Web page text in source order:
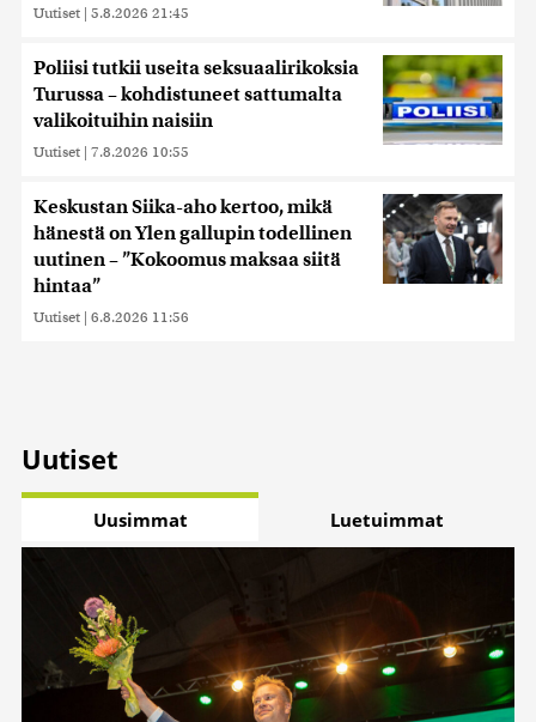
Uutiset | 5.8.2026 21:45
Poliisi tutkii useita seksuaalirikoksia
Turussa – kohdistuneet sattumalta
valikoituihin naisiin
Uutiset | 7.8.2026 10:55
Keskustan Siika-aho kertoo, mikä
hänestä on Ylen gallupin todellinen
uutinen – ”Kokoomus maksaa siitä
hintaa”
Uutiset | 6.8.2026 11:56
Uutiset
Uusimmat Luetuimmat